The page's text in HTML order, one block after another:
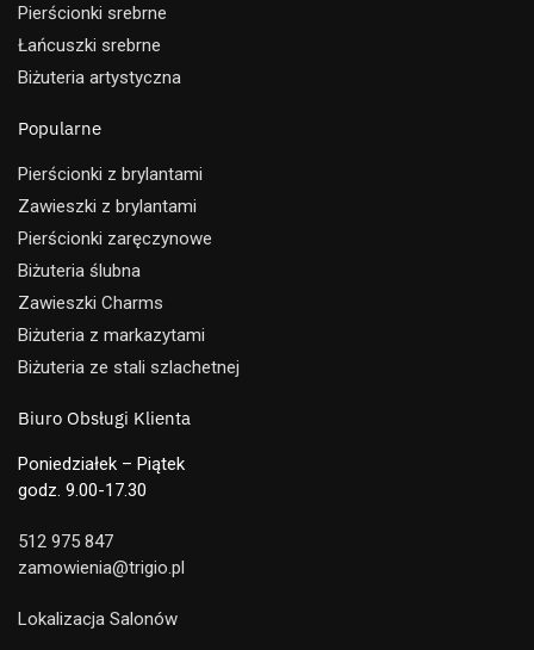
Pierścionki srebrne
Łańcuszki srebrne
Biżuteria artystyczna
Popularne
Pierścionki z brylantami
Zawieszki z brylantami
Pierścionki zaręczynowe
Biżuteria ślubna
Zawieszki Charms
Biżuteria z markazytami
Biżuteria ze stali szlachetnej
Biuro Obsługi Klienta
Poniedziałek – Piątek
godz. 9.00-17.30
512 975 847
zamowienia@trigio.pl
Lokalizacja Salonów